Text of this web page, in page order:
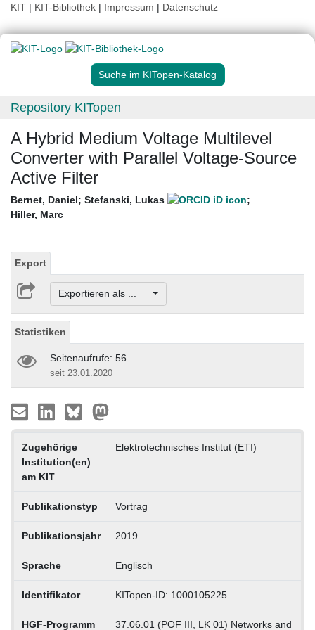
KIT | KIT-Bibliothek | Impressum | Datenschutz
Suche im KITopen-Katalog
Repository KITopen
A Hybrid Medium Voltage Multilevel
Converter with Parallel Voltage-Source
Active Filter
Bernet, Daniel; Stefanski, Lukas
;
Hiller, Marc
Export
Exportieren als ...
Statistiken
Seitenaufrufe: 56
seit 23.01.2020
Zugehörige
Institution(en)
am KIT
Elektrotechnisches Institut (ETI)
Publikationstyp Vortrag
Publikationsjahr 2019
Sprache Englisch
Identifikator KITopen-ID: 1000105225
HGF-Programm 37.06.01 (POF III, LK 01) Networks and